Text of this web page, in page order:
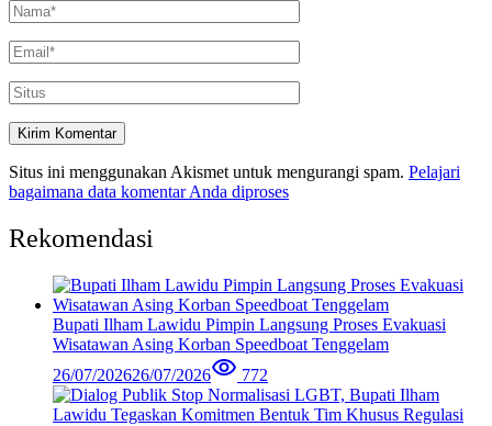
Situs ini menggunakan Akismet untuk mengurangi spam. Pelajari
bagaimana data komentar Anda diproses
Rekomendasi
Bupati Ilham Lawidu Pimpin Langsung Proses Evakuasi
Wisatawan Asing Korban Speedboat Tenggelam
26/07/202626/07/2026 772